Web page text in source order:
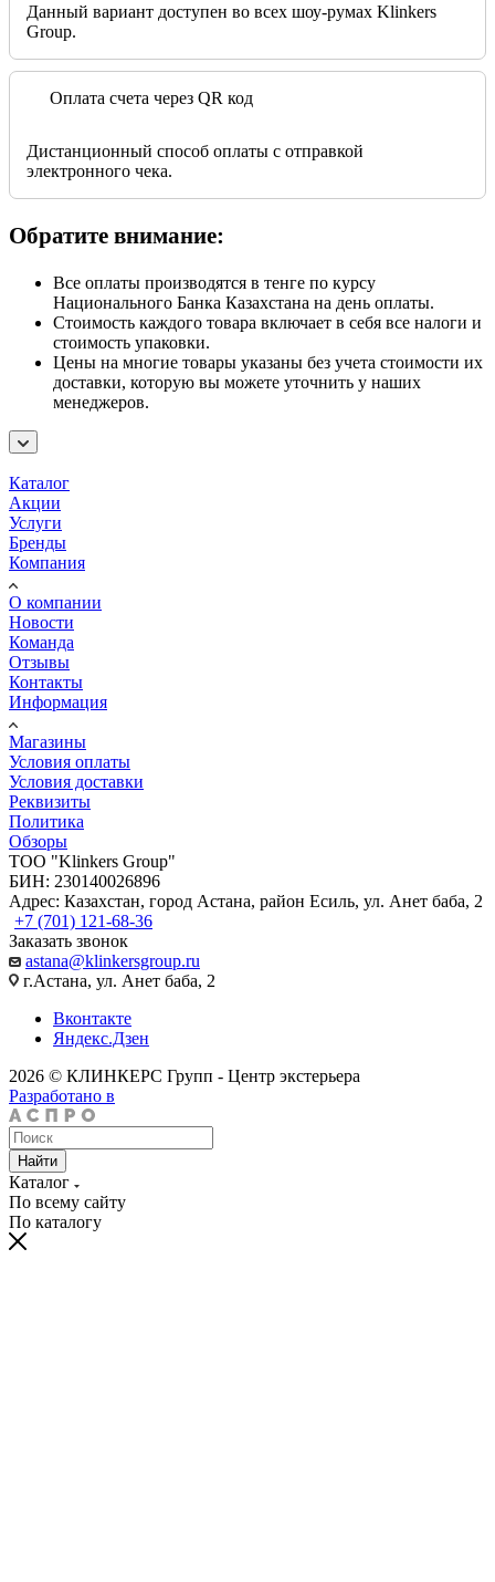
Данный вариант доступен во всех шоу-румах Klinkers
Group.
Оплата счета через QR код
Дистанционный способ оплаты с отправкой
электронного чека.
Обратите внимание:
Все оплаты производятся в тенге по курсу
Национального Банка Казахстана на день оплаты.
Стоимость каждого товара включает в себя все налоги и
стоимость упаковки.
Цены на многие товары указаны без учета стоимости их
доставки, которую вы можете уточнить у наших
менеджеров.
Каталог
Акции
Услуги
Бренды
Компания
О компании
Новости
Команда
Отзывы
Контакты
Информация
Магазины
Условия оплаты
Условия доставки
Реквизиты
Политика
Обзоры
TOO "Klinkers Group"
БИН: 230140026896
Адрес: Казахстан, город Астана, район Есиль, ул. Анет баба, 2
+7 (701) 121-68-36
Заказать звонок
astana@klinkersgroup.ru
г.Астана, ул. Анет баба, 2
Вконтакте
Яндекс.Дзен
2026 © КЛИНКЕРС Групп - Центр экстерьера
Разработано в
Найти
Каталог
По всему сайту
По каталогу